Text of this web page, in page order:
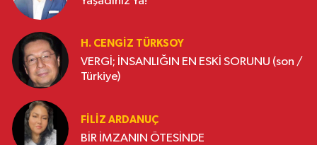
H. CENGIZ TÜRKSOY
VERGİ; İNSANLIĞIN EN ESKİ SORUNU (son /
Türkiye)
FILIZ ARDANUÇ
BİR İMZANIN ÖTESİNDE